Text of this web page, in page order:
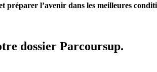
préparer l’avenir dans les meilleures
dossier Parcoursup.